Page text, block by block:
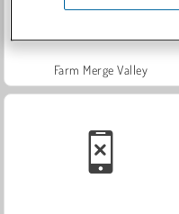
Farm Merge Valley